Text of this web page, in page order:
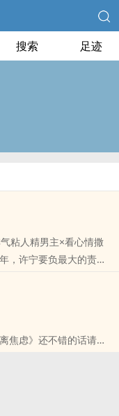
搜索 足迹
粘人精男主×看心情撒
，许宁要负最大的责
，却无法忍受没有她的
对许宁而言，李瑞斯是
飞得更高更远。感官成
焦虑（1v1）》还不错
焦虑》还不错的话请不